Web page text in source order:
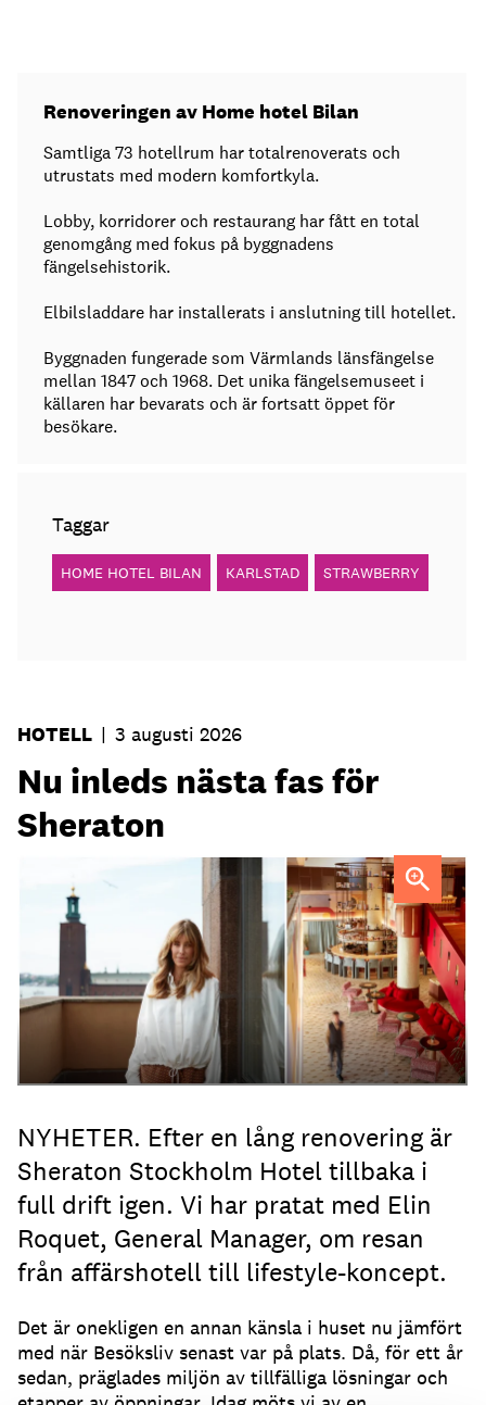
Renoveringen av Home hotel Bilan
Samtliga 73 hotellrum har totalrenoverats och
utrustats med modern komfortkyla.
Lobby, korridorer och restaurang har fått en total
genomgång med fokus på byggnadens
fängelsehistorik.
Elbilsladdare har installerats i anslutning till hotellet.
Byggnaden fungerade som Värmlands länsfängelse
mellan 1847 och 1968. Det unika fängelsemuseet i
källaren har bevarats och är fortsatt öppet för
besökare.
Taggar
HOME HOTEL BILAN KARLSTAD STRAWBERRY
HOTELL | 3 augusti 2026
Nu inleds nästa fas för
Sheraton
Elin Roquet
NYHETER. Efter en lång renovering är
Sheraton Stockholm Hotel tillbaka i
full drift igen. Vi har pratat med Elin
Roquet, General Manager, om resan
från affärshotell till lifestyle-koncept.
Det är onekligen en annan känsla i huset nu jämfört
med när Besöksliv senast var på plats. Då, för ett år
sedan, präglades miljön av tillfälliga lösningar och